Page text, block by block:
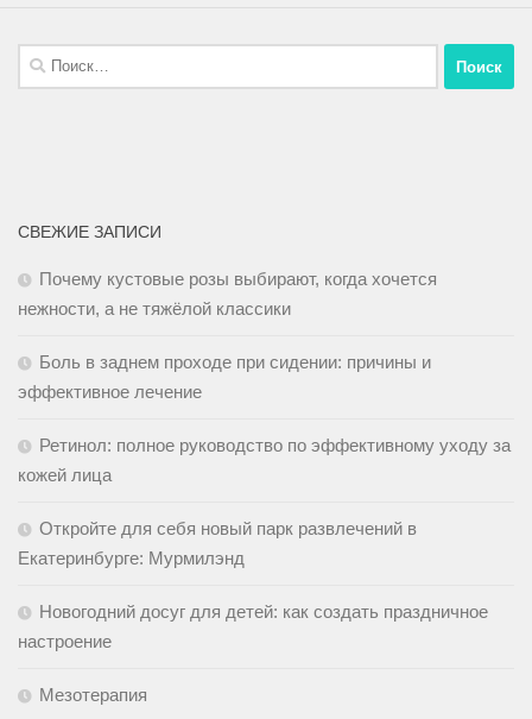
СВЕЖИЕ ЗАПИСИ
Почему кустовые розы выбирают, когда хочется
нежности, а не тяжёлой классики
Боль в заднем проходе при сидении: причины и
эффективное лечение
Ретинол: полное руководство по эффективному уходу за
кожей лица
Откройте для себя новый парк развлечений в
Екатеринбурге: Мурмилэнд
Новогодний досуг для детей: как создать праздничное
настроение
Мезотерапия